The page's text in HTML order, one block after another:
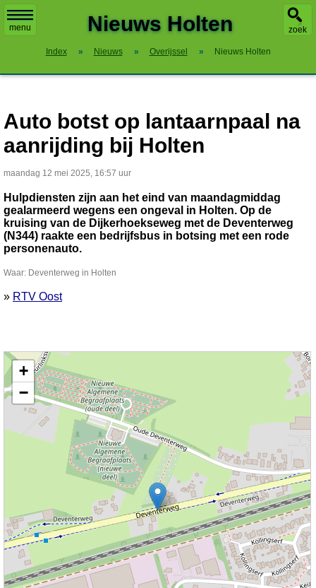
menu zoek
Nieuws Holten
Index » Nieuws » Overijssel » Nieuws Holten
Auto botst op lantaarnpaal na
aanrijding bij Holten
maandag 12 mei 2025, 16:57 uur
Hulpdiensten zijn aan het eind van maandagmiddag
gealarmeerd wegens een ongeval in Holten. Op de
kruising van de Dijkerhoekseweg met de Deventerweg
(N344) raakte een bedrijfsbus in botsing met een rode
personenauto.
Waar: Deventerweg in Holten
» RTV Oost
Kaart nieuws Holten. Locatie nieuws: 52.28260 / 6.40971 Deventerweg
+
−